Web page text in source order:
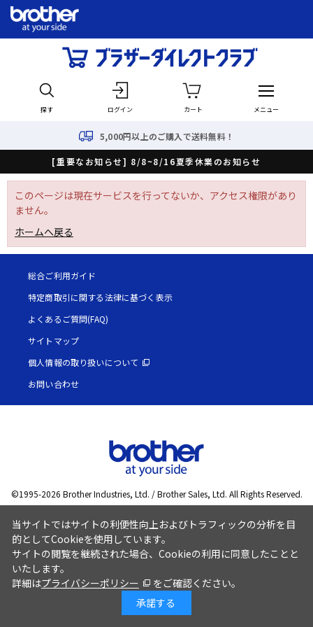
探す ログイン カート メニュー
5,000円以上のご購入で送料無料！
[重要なお知らせ] 8/8~8/16夏季休業のお知らせ
このページは現在サービスを行ってないか、アクセス権限があり
ません。
ホームへ戻る
総合ご利用ガイド
特定商取引に関する法律に基づく表示
よくあるご質問(FAQ)
サイトマップ
個人情報の取り扱いについて
お問い合わせ
©1995-2026 Brother Industries, Ltd. / Brother Sales, Ltd. All Rights Reserved.
当サイトではサイトの利便性向上およびトラフィックの分析を目
的としてCookieを使用しています。
サイトの閲覧を継続された場合、Cookieの利用に同意したことと
いたします。
詳細はプライバシーポリシー
をご確認ください。
承諾する